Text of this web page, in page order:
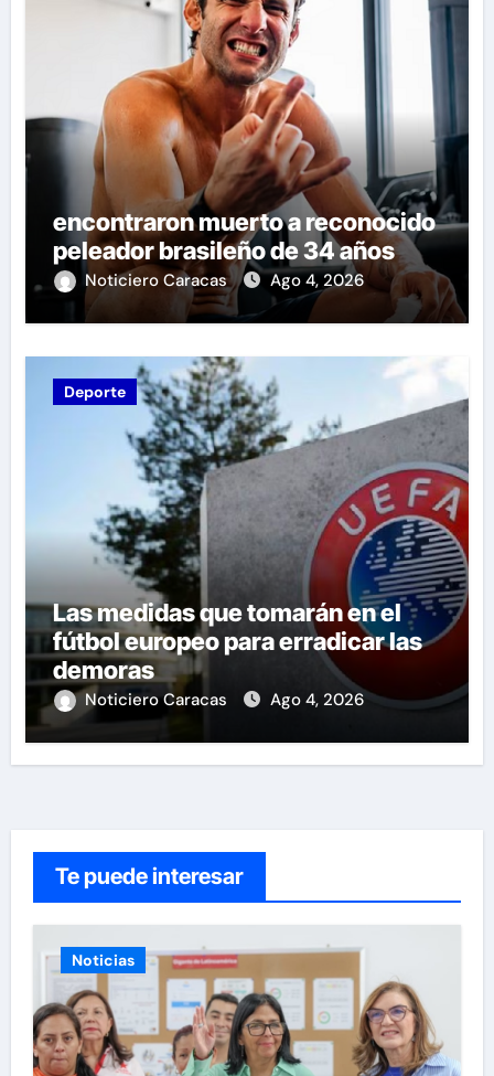
encontraron muerto a reconocido
peleador brasileño de 34 años
Noticiero Caracas Ago 4, 2026
Deporte
Las medidas que tomarán en el
fútbol europeo para erradicar las
demoras
Noticiero Caracas Ago 4, 2026
Te puede interesar
Noticias